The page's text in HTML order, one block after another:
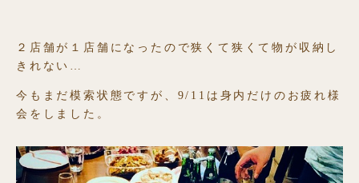
２店舗が１店舗になったので狭くて狭くて物が収納し
きれない…
今もまだ模索状態ですが、9/11は身内だけのお疲れ様
会をしました。